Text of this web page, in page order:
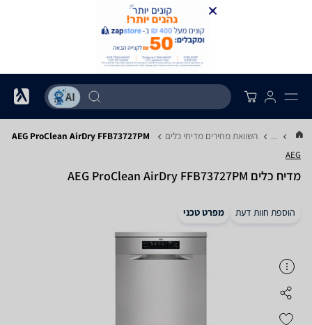
... השוואת מחירים מדיחי כלים AEG ProClean AirDry FFB73727PM
AEG
מדיח כלים AEG ProClean AirDry FFB73727PM
הוספת חוות דעת מפרט טכני